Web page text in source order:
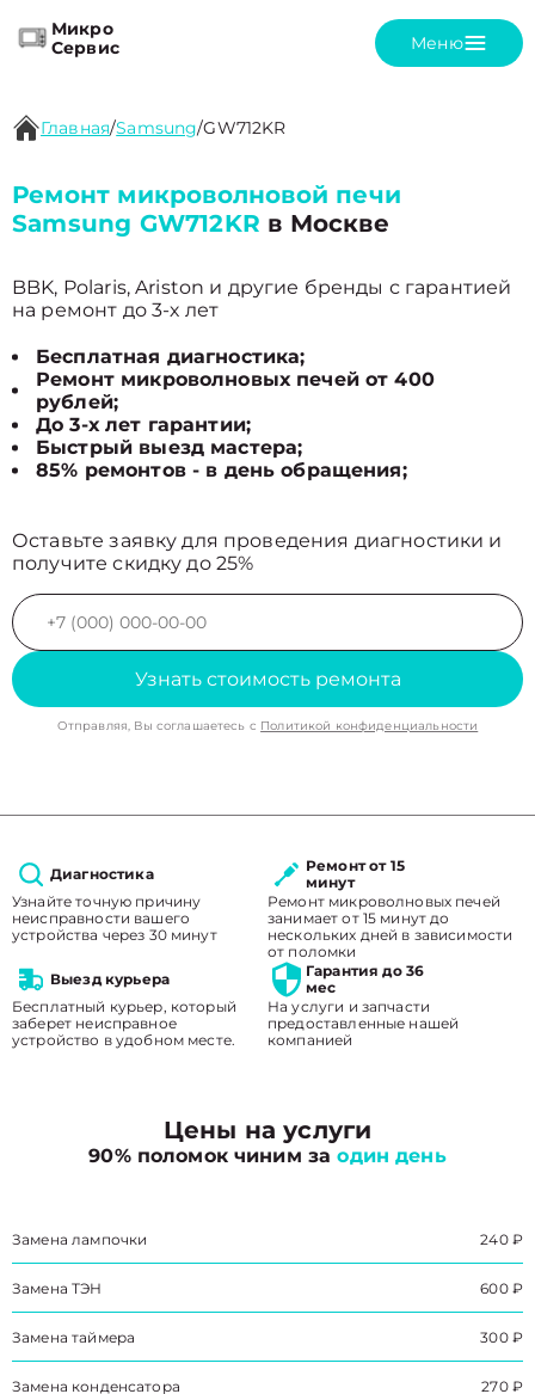
Микро
Сервис
Меню
Главная/Samsung/GW712KR
Ремонт микроволновой печи
Samsung GW712KR в Москве
BBK, Polaris, Ariston и другие бренды с гарантией
на ремонт до 3-х лет
Бесплатная диагностика;
Ремонт микроволновых печей от 400
рублей;
До 3-х лет гарантии;
Быстрый выезд мастера;
85% ремонтов - в день обращения;
Оставьте заявку для проведения диагностики и
получите скидку до 25%
Узнать стоимость ремонта
Отправляя, Вы соглашаетесь с Политикой конфиденциальности
Диагностика
Узнайте точную причину
неисправности вашего
устройства через 30 минут
Ремонт от 15
минут
Ремонт микроволновых печей
занимает от 15 минут до
нескольких дней в зависимости
от поломки
Выезд курьера
Бесплатный курьер, который
заберет неисправное
устройство в удобном месте.
Гарантия до 36
мес
На услуги и запчасти
предоставленные нашей
компанией
Цены на услуги
90% поломок чиним заодин день
Замена лампочки 240 ₽
Замена ТЭН 600 ₽
Замена таймера 300 ₽
Замена конденсатора 270 ₽